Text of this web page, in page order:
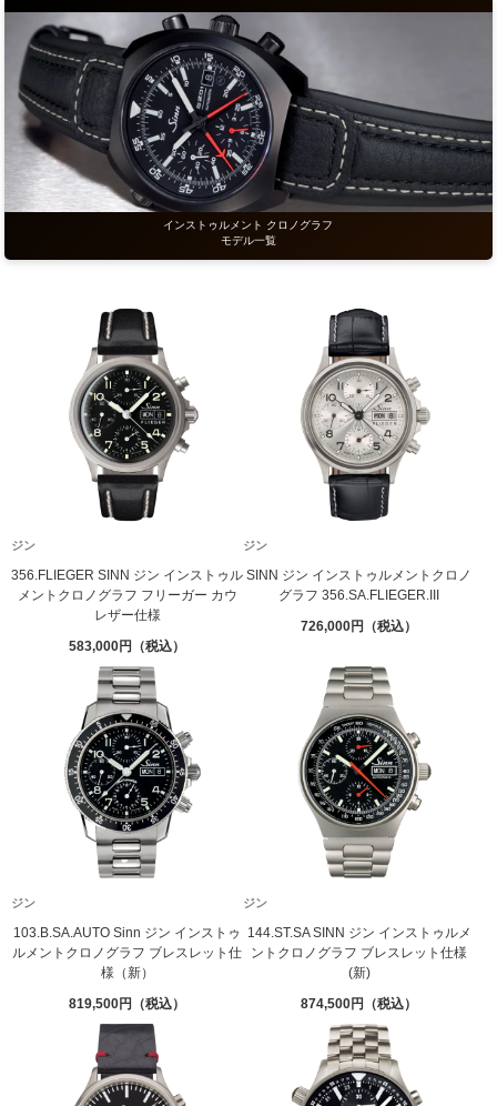
インストゥルメント クロノグラフ
モデル一覧
ジン
356.FLIEGER SINN ジン インストゥル
メントクロノグラフ フリーガー カウ
レザー仕様
583,000
ジン
SINN ジン インストゥルメントクロノ
グラフ 356.SA.FLIEGER.III
726,000
ジン
103.B.SA.AUTO Sinn ジン インストゥ
ルメントクロノグラフ ブレスレット仕
様（新）
819,500
ジン
144.ST.SA SINN ジン インストゥルメ
ントクロノグラフ ブレスレット仕様
(新)
874,500